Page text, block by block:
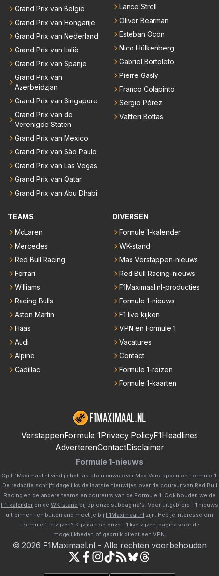
Grand Prix van België
Grand Prix van Hongarije
Grand Prix van Nederland
Grand Prix van Italië
Grand Prix van Spanje
Grand Prix van
Azerbeidzjan
Grand Prix van Singapore
Grand Prix van de
Verenigde Staten
Grand Prix van Mexico
Grand Prix van São Paulo
Grand Prix van Las Vegas
Grand Prix van Qatar
Grand Prix van Abu Dhabi
Lance Stroll
Oliver Bearman
Esteban Ocon
Nico Hülkenberg
Gabriel Bortoleto
Pierre Gasly
Franco Colapinto
Sergio Pérez
Valtteri Bottas
TEAMS
McLaren
Mercedes
Red Bull Racing
Ferrari
Williams
Racing Bulls
Aston Martin
Haas
Audi
Alpine
Cadillac
DIVERSEN
Formule 1-kalender
WK-stand
Max Verstappen-nieuws
Red Bull Racing-nieuws
F1Maximaal.nl-producties
Formule 1-nieuws
F1 live kijken
VPN en Formule 1
Vacatures
Contact
Formule 1-reizen
Formule 1-kaarten
VerstappenFormule 1Privacy PolicyF1Headlines
AdverterenContactDisclaimer
Formule 1-nieuws
Op F1Maximaal.nl vind je het laatste nieuws over Max Verstappen en Formule 1.
De redactie schrijft dagelijks de laatste nieuwtjes over de coureur van Red Bull
Racing en de andere teams en coureurs van de Formule 1. Ook houden we de
F1-kalender en de WK-stand bij op onze subpagina's. Voor uitgebreid F1 nieuws
uit binnen- en buitenland moet je bij F1Maximaal.nl zijn. Heb je interesse om
Formule 1 te kijken? Kijk dan op onze F1 live kijken-pagina voor de
mogelijkheden of gebruik direct een VPN.
© 2026 F1Maximaal.nl - Alle rechten voorbehouden